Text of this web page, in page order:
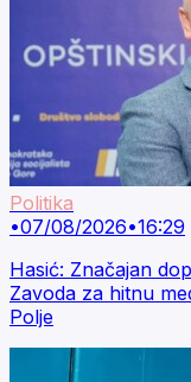
Politika
•07/08/2026•16:29
Hasić: Značajan
Zavoda za hitnu
Polje